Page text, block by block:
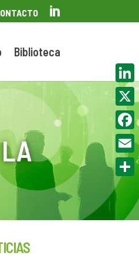

Biblioteca
X
Email